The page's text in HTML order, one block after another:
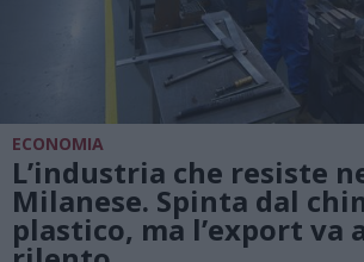
ECONOMIA
L’industria che resiste
Milanese. Spinta dal
plastico, ma l’export va